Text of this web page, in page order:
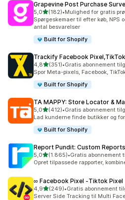
Grapevine Post Purchase
5,0ud af 5 stjerner
(182)
182 anmeldelser i alt
•Mulighed for gratis
Spørgeskemaer til efter køb,
antal besvarelser
Built for Shopify
Trackify Facebook Pixel,TikTok
4,8ud af 5 stjerner
(351)
351 anmeldelser i alt
•Gratis abonnement
Spor Meta-pixels, Facebook,
Built for Shopify
TA MAPPY: Store Locator &
5,0ud af 5 stjerner
(412)
412 anmeldelser i alt
•Gratis abonnement
Lad kunderne finde butikker og
Built for Shopify
Report Pundit: Custom Reports
5,0ud af 5 stjerner
(1.865)
1865 anmeldelser i alt
•Gratis abonnement
Opret tilpassede rapporter,
∞ Facebook Pixel ‑Tiktok Pixel
4,9ud af 5 stjerner
(249)
249 anmeldelser i alt
•Gratis abonnement
Server Side Tracking til Multi